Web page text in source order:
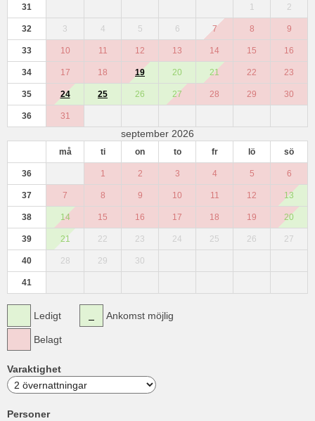
31 1 2
32 3 4 5 6 7 8 9
33 10 11 12 13 14 15 16
34 17 18 19 20 21 22 23
35 24 25 26 27 28 29 30
36 31
september 2026
må ti on to fr lö sö
36 1 2 3 4 5 6
37 7 8 9 10 11 12 13
38 14 15 16 17 18 19 20
39 21 22 23 24 25 26 27
40 28 29 30
41
Ledigt
Belagt
Ankomst möjlig
Varaktighet
Personer